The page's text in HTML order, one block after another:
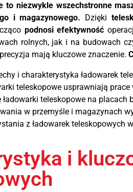
to niezwykle wszechstronne
i magazynowego. Dzięki
podnosi efektywność
rolnych, jak i na budowach
mają kluczowe znaczenie.
i charakterystyka ładowarek
teleskopowe usprawniają
teleskopowe na placach
w przemyśle i magazynach
z ładowarek teleskopowych
i